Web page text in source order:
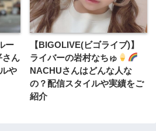
ー
さん
や
【BIGOLIVE(ビゴライブ)】
ライバーの岩村なちゅ
NACHUさんはどんな人な
の？配信スタイルや実績をご
紹介